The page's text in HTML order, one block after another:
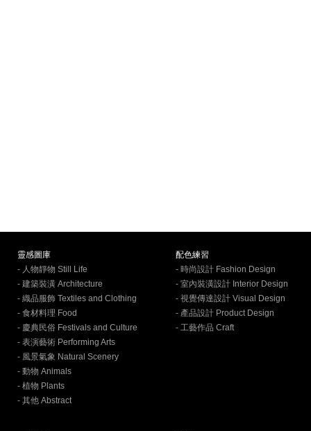
靈感圖庫
- 人物靜物 Still Life
- 建築裝潢 Architecture
- 織品服飾 Textiles and Clothing
- 食材料理 Food
- 慶典民俗 Festivals and Culture
- 表演藝術 Performing Arts
- 風景氣象 Natural Scenery
- 動物 Animals
- 植物 Plants
- 其他 Abstract
配色練習
- 時尚設計 Fashion Design
- 室內裝潢設計 Interior Design
- 視覺傳達設計 Visual Design
- 產品設計 Product Design
- 工藝作品 Craft